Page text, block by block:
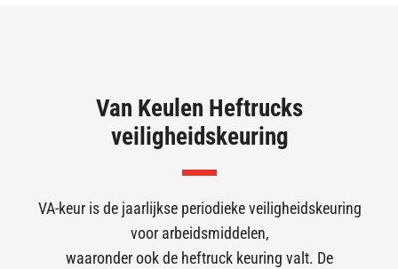
Van Keulen Heftrucks
veiligheidskeuring
VA-keur is de jaarlijkse periodieke veiligheidskeuring
voor arbeidsmiddelen,
waaronder ook de heftruck keuring valt. De